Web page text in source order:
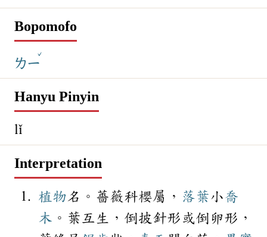
Bopomofo
ㄌㄧ
ˇ
Hanyu Pinyin
lǐ
Interpretation
植物 名。薔薇科櫻屬， 落葉小喬
木 。葉互生，倒披針形或倒卵形，